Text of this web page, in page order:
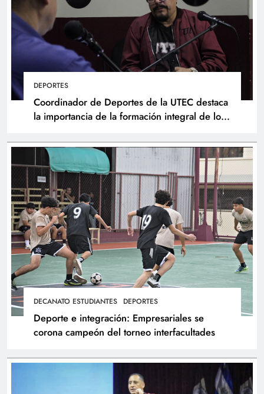
DEPORTES
Coordinador de Deportes de la UTEC destaca
la importancia de la formación integral de los
DECANATO ESTUDIANTES DEPORTES
Deporte e integración: Empresariales se
corona campeón del torneo interfacultades